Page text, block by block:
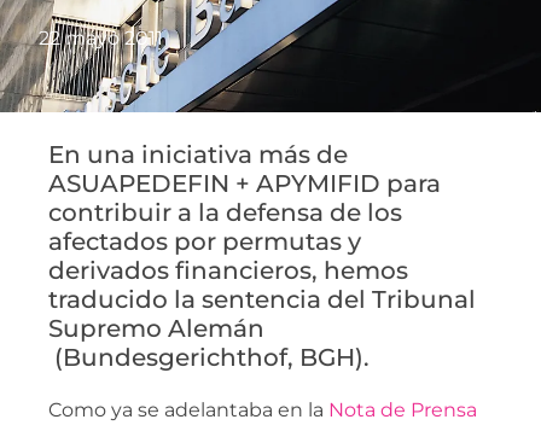
22 mayo 2011
En una iniciativa más de
ASUAPEDEFIN + APYMIFID para
contribuir a la defensa de los
afectados por permutas y
derivados financieros, hemos
traducido la sentencia del Tribunal
Supremo Alemán
(Bundesgerichthof, BGH).
Como ya se adelantaba en la Nota de Prensa